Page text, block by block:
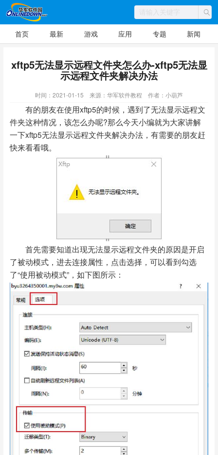
首页 最新 游戏 应用 专题 新闻
xftp5无法显示远程文件夹怎么办-xftp5无法显
示远程文件夹解决办法
时间：2021-01-15 来源：华军软件教程 作者：小葫芦
有的朋友在使用xftp5的时候，遇到了无法显示远程文
件夹这种情况，该怎么办呢?那么今天小编就为大家讲解
一下xftp5无法显示远程文件夹解决办法，有需要的朋友赶
快来看看哦。
首先需要知道出现无法显示远程文件夹的原因是开启
了被动模式，进去连接属性，点击选择，可以看到勾选
了“使用被动模式”，如下图所示：